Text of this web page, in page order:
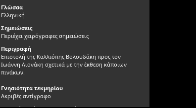
Γλώσσα
Ελληνική
Σημειώσεις
Περιέχει χειρόγραφες σημειώσεις
Περιγραφή
Επιστολή της Καλλιόπης Βολουδάκη προς τον
Ιωάννη Λιονάκη σχετικά με την έκθεση κάποιων
πινάκων.
Γνησιότητα τεκμηρίου
Ακριβές αντίγραφο